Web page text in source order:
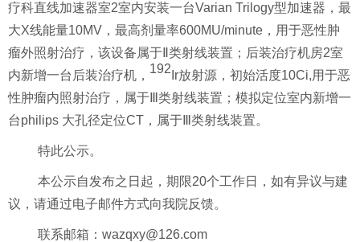
疗科直线加速器室2室内安装一台Varian Trilogy型加速器，最
大X线能量10MV ，最高剂量率600MU/minute ，用于恶性肿
瘤外照射治疗，该设备属于 Ⅱ类射线装置；后装治疗机房2室
内新增一台后装治疗机， 192 Ir放射源，初始活度10Ci,用于恶
性肿瘤内照射治疗，属于 Ⅲ类射线装置；模拟定位室内新增一
台philips 大孔径定位CT ， 属于 Ⅲ类射线装置。
特此公示。
本公示自发布之日起，期限20个工作日，如有异议与建
议，请通过电子邮件方式向我院反馈。
联系邮箱： wazqxy@126.com